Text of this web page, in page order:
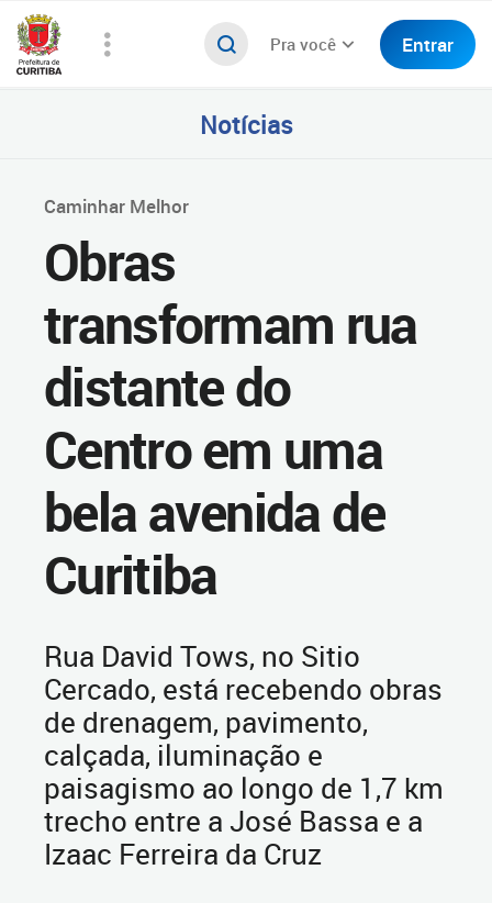
Pra você Entrar
Notícias
Caminhar Melhor
Obras
transformam rua
distante do
Centro em uma
bela avenida de
Curitiba
Rua David Tows, no Sitio
Cercado, está recebendo obras
de drenagem, pavimento,
calçada, iluminação e
paisagismo ao longo de 1,7 km
trecho entre a José Bassa e a
Izaac Ferreira da Cruz